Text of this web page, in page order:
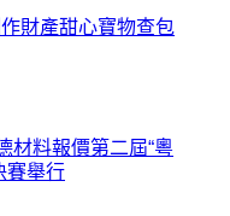
財產甜心寶物查包
材料報價第二屆“粵
賽舉行